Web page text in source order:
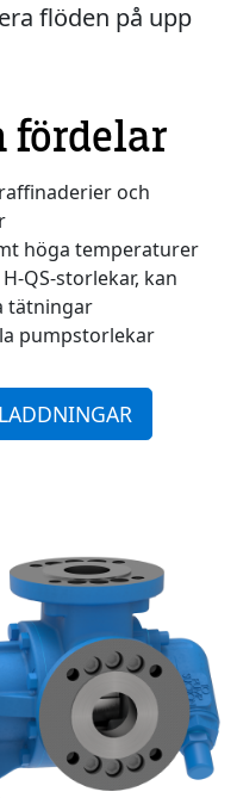
flöden på upp
fördelar
och
höga temperaturer
QS-storlekar, kan
tätningar
pumpstorlekar